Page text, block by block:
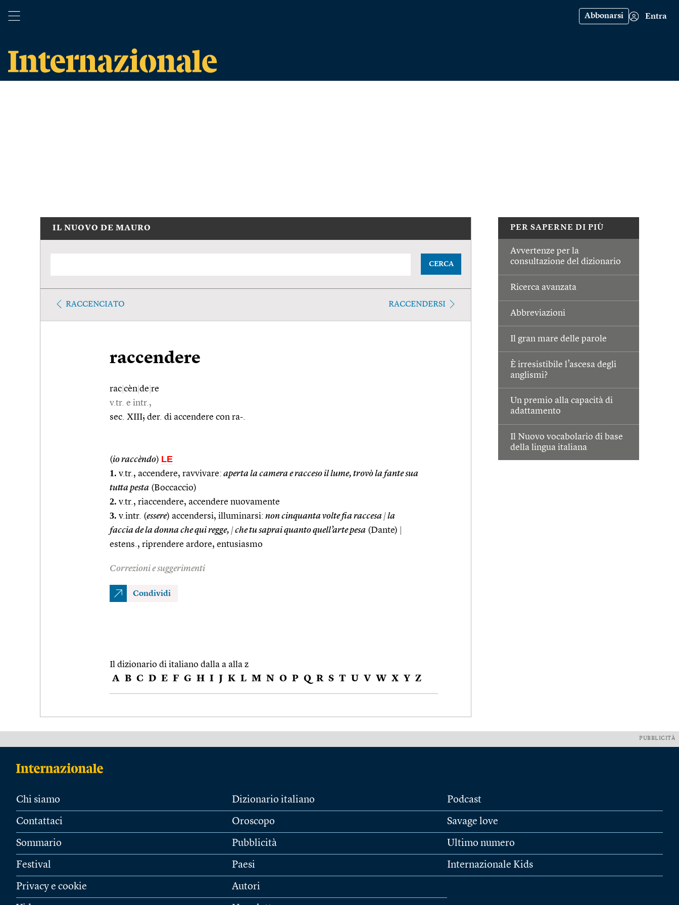
Abbonarsi Entra
PER SAPERNE DI PIÙ
Avvertenze per la
consultazione del dizionario
Ricerca avanzata
Abbreviazioni
Il gran mare delle parole
È irresistibile l’ascesa degli
anglismi?
Un premio alla capacità di
adattamento
Il Nuovo vocabolario di base
della lingua italiana
IL NUOVO DE MAURO
CERCA
RACCENCIATO RACCENDERSI
raccendere
rac cèn de re
v.tr. e intr.,
sec. XIII; der. di accendere con ra-.
(io raccèndo) LE
1. v.tr., accendere, ravvivare: aperta la camera e racceso il lume, trovò la fante sua
tutta pesta (Boccaccio)
2. v.tr., riaccendere, accendere nuovamente
3. v.intr. (essere) accendersi, illuminarsi: non cinquanta volte fia raccesa |la
faccia de la donna che qui regge, |che tu saprai quanto quell’arte pesa (Dante)
estens., riprendere ardore, entusiasmo
Correzioni e suggerimenti
Condividi
Il dizionario di italiano dalla a alla z
A B C D E F G H I J K L M N O P Q R S T U V W X Y Z
PUBBLICITÀ
Chi siamo
Contattaci
Sommario
Festival
Privacy e cookie
Dizionario italiano
Oroscopo
Pubblicità
Paesi
Autori
Podcast
Savage love
Ultimo numero
Internazionale Kids